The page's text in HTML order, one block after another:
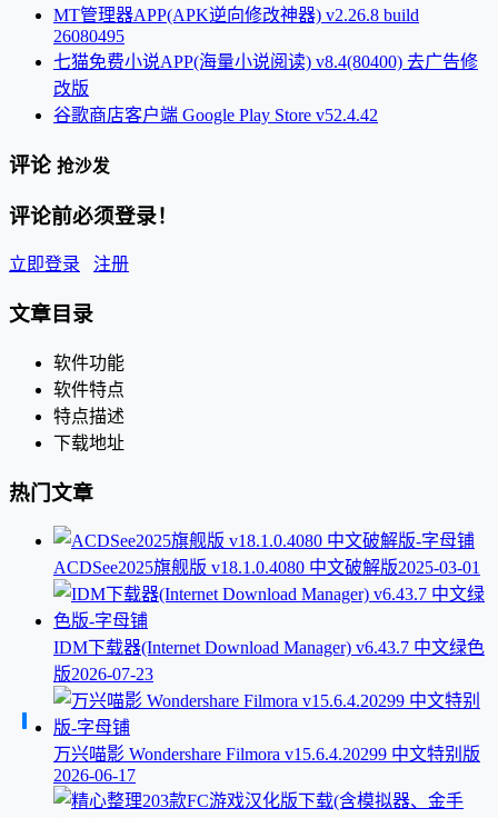
MT管理器APP(APK逆向修改神器) v2.26.8 build
26080495
七猫免费小说APP(海量小说阅读) v8.4(80400) 去广告修
改版
谷歌商店客户端 Google Play Store v52.4.42
评论 抢沙发
评论前必须登录！
立即登录 注册
文章目录
软件功能
软件特点
特点描述
下载地址
热门文章
ACDSee2025旗舰版 v18.1.0.4080 中文破解版2025-03-01
IDM下载器(Internet Download Manager) v6.43.7 中文绿色
版2026-07-23
万兴喵影 Wondershare Filmora v15.6.4.20299 中文特别版
2026-06-17